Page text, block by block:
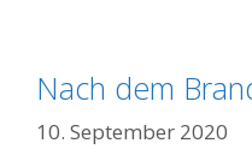
Nach dem
10. September 2020